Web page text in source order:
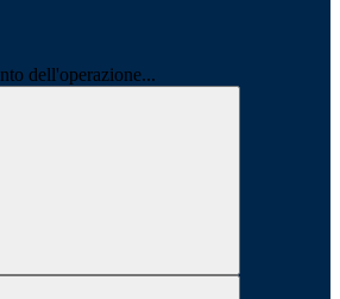
dell'operazione...